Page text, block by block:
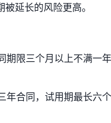
延长的风险更高。
限三个月以上不满
合同，试用期最长六